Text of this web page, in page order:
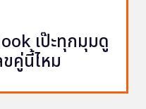
เป๊ะทุกมุมดู
คู่นี้ไหม